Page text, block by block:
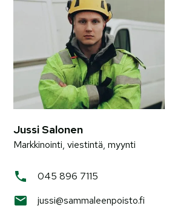
Jussi Salonen
Markkinointi, viestintä, myynti
045 896 7115
jussi@sammaleenpoisto.fi